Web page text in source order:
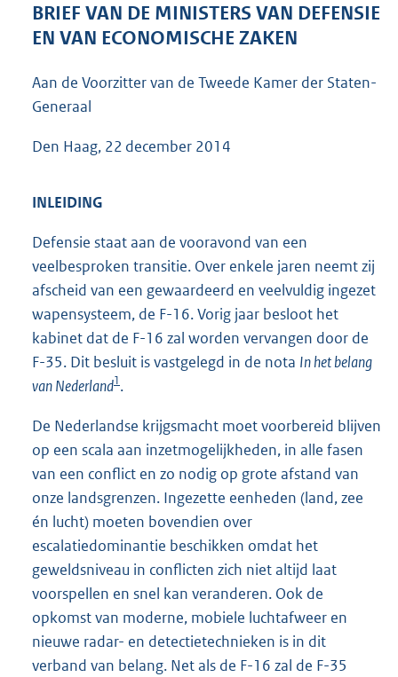
e
:
1
BRIEF VAN DE MINISTERS VAN DEFENSIE
EN VAN ECONOMISCHE ZAKEN
Aan de Voorzitter van de Tweede Kamer der Staten-
Generaal
Den Haag, 22 december 2014
INLEIDING
Defensie staat aan de vooravond van een
veelbesproken transitie. Over enkele jaren neemt zij
afscheid van een gewaardeerd en veelvuldig ingezet
wapensysteem, de F-16. Vorig jaar besloot het
kabinet dat de F-16 zal worden vervangen door de
F-35. Dit besluit is vastgelegd in de nota In het belang
van Nederland1.
De Nederlandse krijgsmacht moet voorbereid blijven
op een scala aan inzetmogelijkheden, in alle fasen
van een conflict en zo nodig op grote afstand van
onze landsgrenzen. Ingezette eenheden (land, zee
én lucht) moeten bovendien over
escalatiedominantie beschikken omdat het
geweldsniveau in conflicten zich niet altijd laat
voorspellen en snel kan veranderen. Ook de
opkomst van moderne, mobiele luchtafweer en
nieuwe radar- en detectietechnieken is in dit
verband van belang. Net als de F-16 zal de F-35